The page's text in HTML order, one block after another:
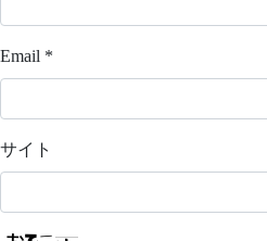
Email *
サイト